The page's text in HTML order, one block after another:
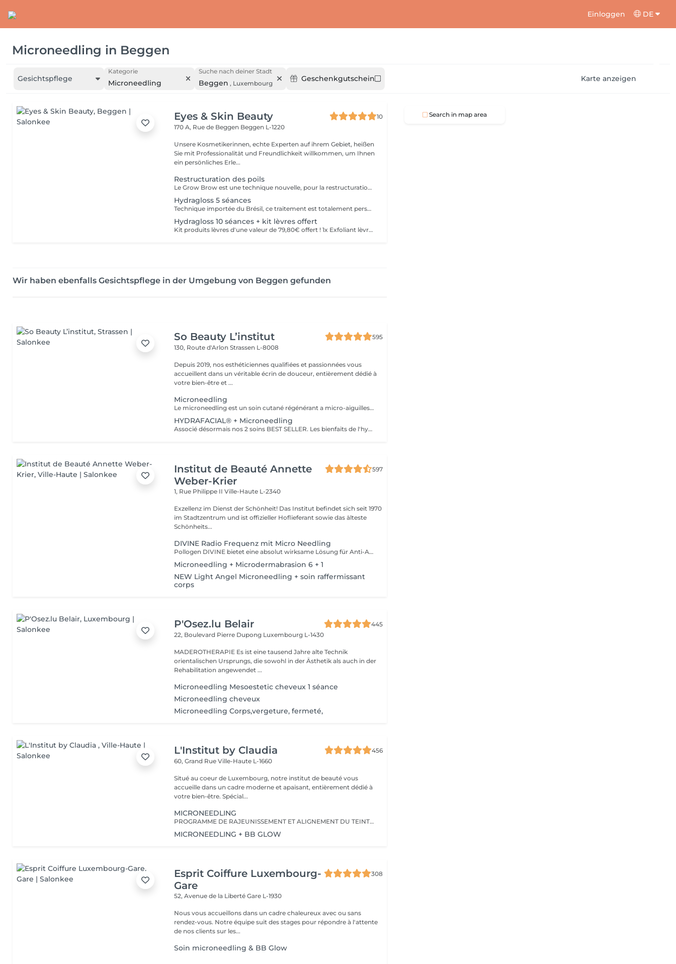
Einloggen DE
Microneedling in Beggen
Gesichtspflege
Kategorie
Microneedling
Suche nach deiner Stadt
Beggen , Luxembourg
Geschenkgutschein Karte anzeigen
Eyes & Skin Beauty
10
170 A, Rue de Beggen Beggen L-1220
Unsere Kosmetikerinnen, echte Experten auf ihrem Gebiet, heißen
Sie mit Professionalität und Freundlichkeit willkommen, um Ihnen
ein persönliches Erle...
Restructuration des poils
Le Grow Brow est une technique nouvelle, pour la restructuration des poils; Grâce à celle-ci nous permettons aux poils non visibles de se régénérer afin de combler naturellement les zones des failles : des sourcils, barbes, cheveux.... La densité est améliorer à hauteur de 63% permettant de combler les zones d'alopécie; Ce traitement est non invasif , et les résultat son concluant entre 4 et 6 séances régulières; Convient parfaitement aux hommes et aux femmes soucieux de récupérer leur densité dans faire appel à la micro ou dermopigmentation;
Hydragloss 5 séances
Technique importée du Brésil, ce traitement est totalement personnalisé et repensé par Autour du Regard. Peu invasif, il est profond et spécifiquement conçu pour les lèvres. Ce soin consiste à faire pénétrer des actifs dont l'acide hyaluronique pour donner du volume, combler, repulper, hydrater et nourrir les lèvres, à l'aide de micro ou nano aiguilles qui grâce à leur passage dans la lèvre, permettent de stimuler le métabolisme de régénération cellulaire, favorisant ainsi la synthèse naturelle de collagène et élastine.
Hydragloss 10 séances + kit lèvres offert
Kit produits lèvres d'une valeur de 79,80€ offert ! 1x Exfoliant lèvres Sugar Lips 30g 1x Gloss Volumisateur Perfect Lips 3,8g 1x Masques lèvres (12 unités) Technique importée du Brésil, ce traitement est totalement personnalisé et repensé par Autour du Regard. Peu invasif, il est profond et spécifiquement conçu pour les lèvres. Ce soin consiste à faire pénétrer des actifs dont l'acide hyaluronique pour donner du volume, combler, repulper, hydrater et nourrir les lèvres, à l'aide de micro ou nano aiguilles qui grâce à leur passage dans la lèvre, permettent de stimuler le métabolisme de régénération cellulaire, favorisant ainsi la synthèse naturelle de collagène et élastine.
Wir haben ebenfalls Gesichtspflege in der Umgebung von Beggen gefunden
So Beauty L’institut
595
130, Route d'ArlonStrassen L-8008
Depuis 2019, nos esthéticiennes qualifiées et passionnées vous
accueillent dans un véritable écrin de douceur, entièrement dédié à
votre bien-être et ...
Microneedling
Le microneedling est un soin cutané régénérant a micro-aiguilles permettant de réduire les signes de l'âge et de raviver l'éclat de votre peau, il aide aussi a effacer les traces d'acné, les cicatrices. Un véritable soin qui resserre les pores dilatés , lisse la peau, estimes les rides et ridules grâce au sérum à l'acide hyaluronique. + LED visage et mains
HYDRAFACIAL® + Microneedling
Associé désormais nos 2 soins BEST SELLER. Les bienfaits de l'hydrafacial et du Microneedling pour un effet optimale sur votre peau. Une peau saine, propre, un effet GLOW instantanément, action anti-rides.
Institut de Beauté Annette
Weber-Krier
597
1, Rue Philippe IIVille-Haute L-2340
Exzellenz im Dienst der Schönheit! Das Institut befindet sich seit 1970
im Stadtzentrum und ist offizieller Hoflieferant sowie das älteste
Schönheits...
DIVINE Radio Frequenz mit Micro Needling
Pollogen DIVINE bietet eine absolut wirksame Lösung für Anti-Aging-Behandlungen, aber auch für schwieriger zu behandelnde Bereiche wie Hals, Lippenkonturen und Augen. Es ist eine einzigartige Kombination von 3 medizinisch-ästhetischen Technologien (VoluDerm Microneedling RF + TriFractional + Ultraschall), die die Erneuerung der Dermis und der Epidermis ermöglicht. Das Ergebnis ist signifikant und deutlich sichtbar, die Haut sieht jung aus. Das DIVINE Pollogen bietet mehr Volumen, Reduzierung von Narben, Straffung der Haut und dies ohne Schmerzen, ohne Blutergüsse, ohne Blutungen und ohne Revalidationszeit.
Microneedling + Microdermabrasion 6 + 1
NEW Light Angel Microneedling + soin raffermissant
corps
P'Osez.lu Belair
445
22, Boulevard Pierre Dupong Luxembourg L-1430
MADEROTHERAPIE Es ist eine tausend Jahre alte Technik
orientalischen Ursprungs, die sowohl in der Ästhetik als auch in der
Rehabilitation angewendet ...
Microneedling Mesoestetic cheveux 1 séance
Microneedling cheveux
Microneedling Corps,vergeture, fermeté,
L'Institut by Claudia
456
60, Grand RueVille-Haute L-1660
Situé au coeur de Luxembourg, notre institut de beauté vous
accueille dans un cadre moderne et apaisant, entièrement dédié à
votre bien-être. Spécial...
MICRONEEDLING
PROGRAMME DE RAJEUNISSEMENT ET ALIGNEMENT DU TEINT DE LA PEAU
MICRONEEDLING + BB GLOW
Esprit Coiffure Luxembourg-
Gare
308
52, Avenue de la LibertéGare L-1930
Nous vous accueillons dans un cadre chaleureux avec ou sans
rendez-vous. Notre équipe suit des stages pour répondre à l'attente
de nos clients sur les...
Soin microneedling & BB Glow
Search in map area